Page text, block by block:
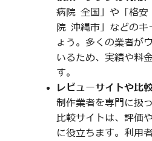
病院 全国」や「格
院 沖縄市」などのキ
ょう。多くの業者が
いるため、実績や料
す。
レビューサイトや比
制作業者を専門に扱
比較サイトは、評価
に役立ちます。利用